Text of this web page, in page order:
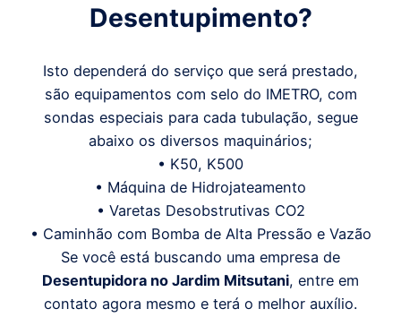
Desentupimento?
Isto dependerá do serviço que será prestado,
são equipamentos com selo do IMETRO, com
sondas especiais para cada tubulação, segue
abaixo os diversos maquinários;
• K50, K500
• Máquina de Hidrojateamento
• Varetas Desobstrutivas CO2
• Caminhão com Bomba de Alta Pressão e Vazão
Se você está buscando uma empresa de
Desentupidora no Jardim Mitsutani, entre em
contato agora mesmo e terá o melhor auxílio.